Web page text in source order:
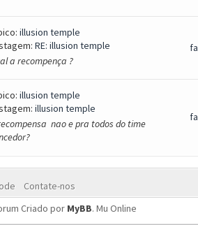
illusion temple
RE: illusion temple
a recompença ?
illusion temple
illusion temple
nao e pra todos do time
Contate-nos
Criado por MyBB. Mu Online